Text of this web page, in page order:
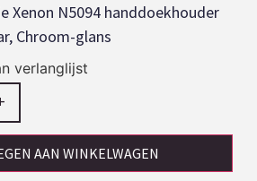
Xenon N5094 handdoekhouder
Chroom-glans
verlanglijst
AAN WINKELWAGEN